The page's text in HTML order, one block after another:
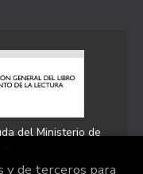
del Ministerio de
y de terceros para